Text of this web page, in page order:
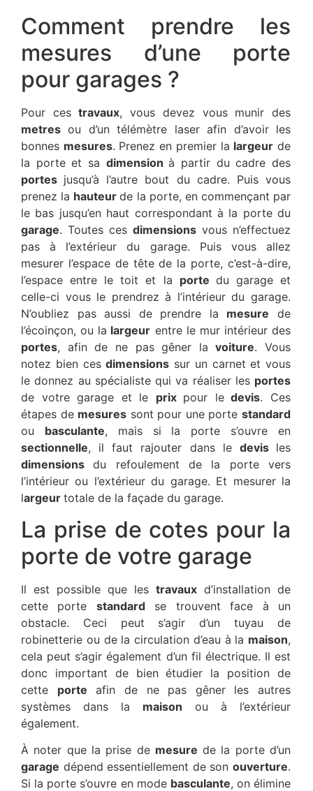
Comment prendre les
mesures d’une porte
pour garages ?
Pour cestravaux, vous devez vous munir des
metres ou d’un télémètre laser afin d’avoir les
bonnes mesures. Prenez en premier la largeur de
la porte et sa dimensionà partir du cadre des
portes jusqu’à l’autre bout du cadre. Puis vous
prenez la hauteurde la porte, en commençant par
le bas jusqu’en haut correspondant à la porte du
garage. Toutes ces dimensions vous n’effectuez
pas à l’extérieur du garage. Puis vous allez
mesurer l’espace de tête de la porte, c’est-à-dire,
l’espace entre le toit et la porte du garage et
celle-ci vous le prendrez à l’intérieur du garage.
N’oubliez pas aussi de prendre la mesure de
l’écoinçon, ou la largeur entre le mur intérieur des
portes, afin de ne pas gêner lavoiture. Vous
notez bien cesdimensions sur un carnet et vous
le donnez au spécialiste qui va réaliser les portes
de votre garage et le prix pour ledevis. Ces
étapes de mesures sont pour une portestandard
ou basculante, mais si la porte s’ouvre en
sectionnelle, il faut rajouter dans le devis les
dimensionsdu refoulement de la porte vers
l’intérieur ou l’extérieur du garage. Et mesurer la
largeur totale de la façade du garage.
La prise de cotes pour la
porte de votre garage
Il est possible que les travaux d’installation de
cette porte standardse trouvent face à un
obstacle. Ceci peut s’agir d’un tuyau de
robinetterie ou de la circulation d’eau à la maison,
cela peut s’agir également d’un fil électrique. Il est
donc important de bien étudier la position de
cette porte afin de ne pas gêner les autres
systèmes dans la maison ou à l’extérieur
également.
À noter que la prise de mesure de la porte d’un
garage dépend essentiellement de son ouverture.
Si la porte s’ouvre en mode basculante, on élimine